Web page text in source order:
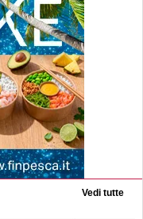
Vedi tutte